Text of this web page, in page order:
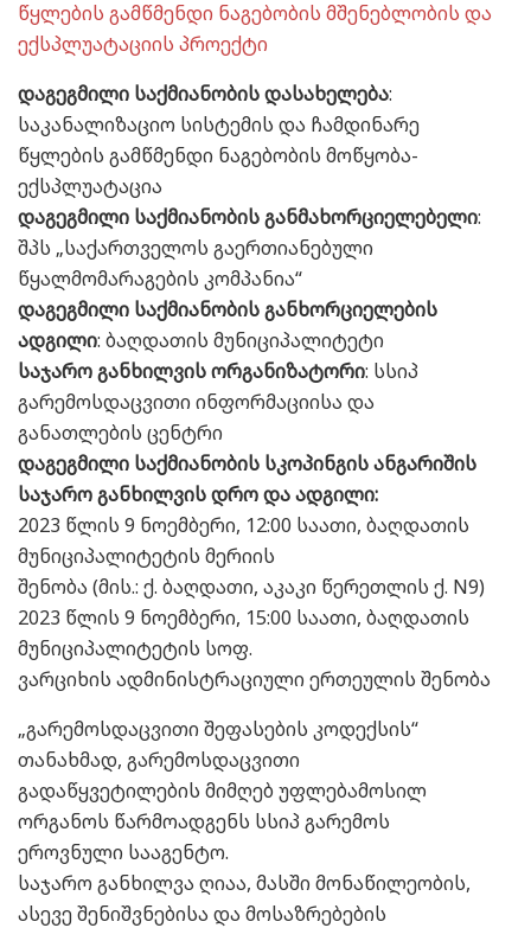
წყლების გამწმენდი ნაგებობის მშენებლობის და
ექსპლუატაციის პროექტი
დაგეგმილი საქმიანობის დასახელება:
საკანალიზაციო სისტემის და ჩამდინარე
წყლების გამწმენდი ნაგებობის მოწყობა-
ექსპლუატაცია
დაგეგმილი საქმიანობის განმახორციელებელი:
შპს „საქართველოს გაერთიანებული
წყალმომარაგების კომპანია“
დაგეგმილი საქმიანობის განხორციელების
ადგილი: ბაღდათის მუნიციპალიტეტი
საჯარო განხილვის ორგანიზატორი: სსიპ
გარემოსდაცვითი ინფორმაციისა და
განათლების ცენტრი
დაგეგმილი საქმიანობის სკოპინგის ანგარიშის
საჯარო განხილვის დრო და ადგილი:
2023 წლის 9 ნოემბერი, 12:00 საათი, ბაღდათის
მუნიციპალიტეტის მერიის
შენობა (მის.: ქ. ბაღდათი, აკაკი წერეთლის ქ. N9)
2023 წლის 9 ნოემბერი, 15:00 საათი, ბაღდათის
მუნიციპალიტეტის სოფ.
ვარციხის ადმინისტრაციული ერთეულის შენობა
„გარემოსდაცვითი შეფასების კოდექსის“
თანახმად, გარემოსდაცვითი
გადაწყვეტილების მიმღებ უფლებამოსილ
ორგანოს წარმოადგენს სსიპ გარემოს
ეროვნული სააგენტო.
საჯარო განხილვა ღიაა, მასში მონაწილეობის,
ასევე შენიშვნებისა და მოსაზრებების